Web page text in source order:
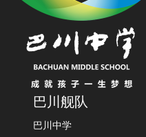
巴川舰队
巴川中学